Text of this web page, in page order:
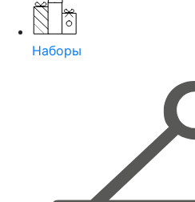
Наборы